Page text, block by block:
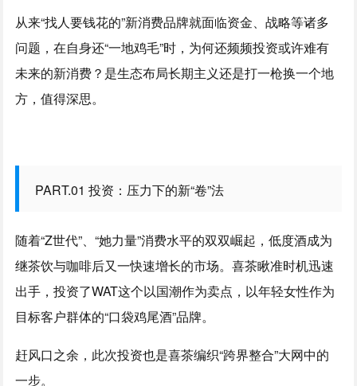
从来“找人要钱花的”新消费品牌就面临资金、战略等诸多
问题，在自身还“一地鸡毛”时，为何还频频投资或许难有
未来的新消费？是生态布局长期主义还是打一枪换一个地
方，值得深思。
PART.01 投资：压力下的新“卷”法
随着“Z世代”、“她力量”消费水平的双双崛起，低度酒成为
继茶饮与咖啡后又一快速增长的市场。喜茶瞅准时机迅速
出手，投资了WAT这个以国潮作为卖点，以年轻女性作为
目标客户群体的“口袋鸡尾酒”品牌。
赶风口之余，此次投资也是喜茶编织“跨界整合”大网中的
一步。